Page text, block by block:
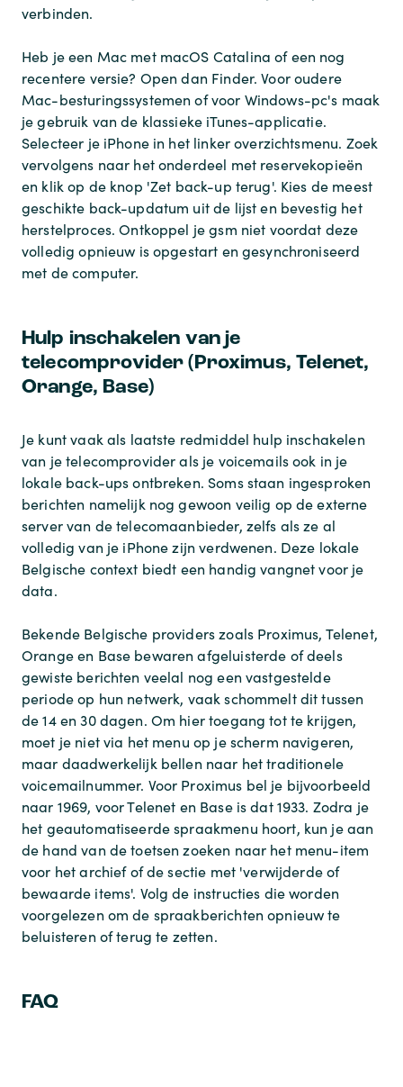
verbinden.
Heb je een Mac met macOS Catalina of een nog
recentere versie? Open dan Finder. Voor oudere
Mac-besturingssystemen of voor Windows-pc's maak
je gebruik van de klassieke iTunes-applicatie.
Selecteer je iPhone in het linker overzichtsmenu. Zoek
vervolgens naar het onderdeel met reservekopieën
en klik op de knop 'Zet back-up terug'. Kies de meest
geschikte back-updatum uit de lijst en bevestig het
herstelproces. Ontkoppel je gsm niet voordat deze
volledig opnieuw is opgestart en gesynchroniseerd
met de computer.
Hulp inschakelen van je
telecomprovider (Proximus, Telenet,
Orange, Base)
Je kunt vaak als laatste redmiddel hulp inschakelen
van je telecomprovider als je voicemails ook in je
lokale back-ups ontbreken. Soms staan ingesproken
berichten namelijk nog gewoon veilig op de externe
server van de telecomaanbieder, zelfs als ze al
volledig van je iPhone zijn verdwenen. Deze lokale
Belgische context biedt een handig vangnet voor je
data.
Bekende Belgische providers zoals Proximus, Telenet,
Orange en Base bewaren afgeluisterde of deels
gewiste berichten veelal nog een vastgestelde
periode op hun netwerk, vaak schommelt dit tussen
de 14 en 30 dagen. Om hier toegang tot te krijgen,
moet je niet via het menu op je scherm navigeren,
maar daadwerkelijk bellen naar het traditionele
voicemailnummer. Voor Proximus bel je bijvoorbeeld
naar 1969, voor Telenet en Base is dat 1933. Zodra je
het geautomatiseerde spraakmenu hoort, kun je aan
de hand van de toetsen zoeken naar het menu-item
voor het archief of de sectie met 'verwijderde of
bewaarde items'. Volg de instructies die worden
voorgelezen om de spraakberichten opnieuw te
beluisteren of terug te zetten.
FAQ